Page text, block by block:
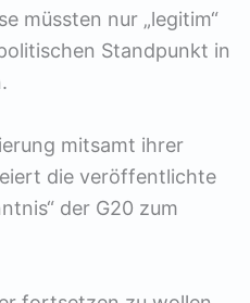
müssten nur „legitim“
Standpunkt in
mitsamt ihrer
die veröffentlichte
der G20 zum